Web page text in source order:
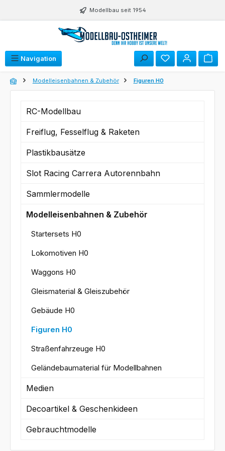
Zum Hauptinhalt springen Modellbau seit 1954
Navigation Du hast 0
Modelleisenbahnen & Zubehör Figuren H0
RC-Modellbau
Freiflug, Fesselflug & Raketen
Plastikbausätze
Slot Racing Carrera Autorennbahn
Sammlermodelle
Modelleisenbahnen & Zubehör
Startersets H0
Lokomotiven H0
Waggons H0
Gleismaterial & Gleiszubehör
Gebäude H0
Figuren H0
Straßenfahrzeuge H0
Geländebaumaterial für Modellbahnen
Medien
Decoartikel & Geschenkideen
Gebrauchtmodelle